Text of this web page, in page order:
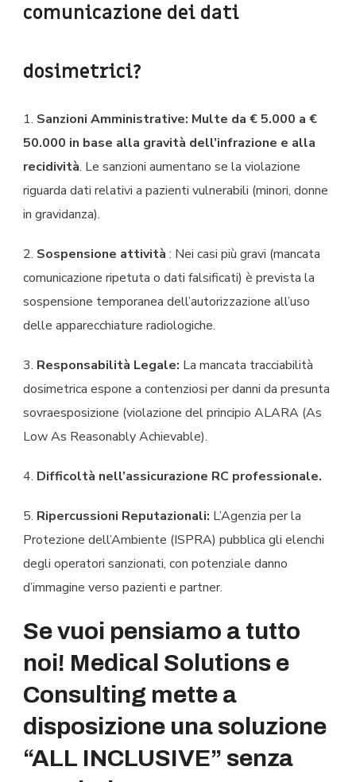
comunicazione dei dati
dosimetrici?
1. Sanzioni Amministrative: Multe da € 5.000 a €
50.000 in base alla gravità dell’infrazione e alla
recidività. Le sanzioni aumentano se la violazione
riguarda dati relativi a pazienti vulnerabili (minori, donne
in gravidanza).
2. Sospensione attività: Nei casi più gravi (mancata
comunicazione ripetuta o dati falsificati) è prevista la
sospensione temporanea dell’autorizzazione all’uso
delle apparecchiature radiologiche.
3. Responsabilità Legale: La mancata tracciabilità
dosimetrica espone a contenziosi per danni da presunta
sovraesposizione (violazione del principio ALARA (As
Low As Reasonably Achievable).
4. Difficoltà nell’assicurazione RC professionale.
5. Ripercussioni Reputazionali: L’Agenzia per la
Protezione dell’Ambiente (ISPRA) pubblica gli elenchi
degli operatori sanzionati, con potenziale danno
d’immagine verso pazienti e partner.
Se vuoi pensiamo a tutto
noi! Medical Solutions e
Consulting mette a
disposizione una soluzione
“ALL INCLUSIVE” senza